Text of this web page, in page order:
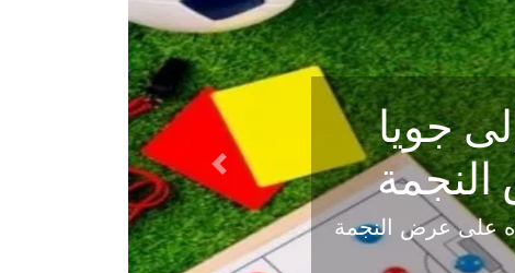
في
عاليه في
Next